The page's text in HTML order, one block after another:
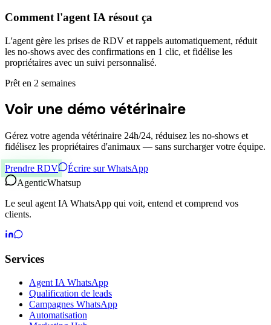
Comment l'agent IA résout ça
L'agent gère les prises de RDV et rappels automatiquement, réduit
les no-shows avec des confirmations en 1 clic, et fidélise les
propriétaires avec un suivi personnalisé.
Prêt en 2 semaines
Voir une démo vétérinaire
Gérez votre agenda vétérinaire 24h/24, réduisez les no-shows et
fidélisez les propriétaires d'animaux — sans surcharger votre équipe.
Prendre RDV
Écrire sur WhatsApp
AgenticWhatsup
Le seul agent IA WhatsApp qui voit, entend et comprend vos
clients.
Services
Agent IA WhatsApp
Qualification de leads
Campagnes WhatsApp
Automatisation